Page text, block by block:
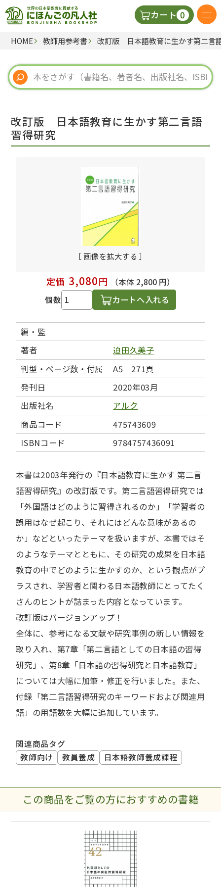
カート 0
日本語の教科書
視聴覚・補助教材
教師用参考書
HOME 教師用参考書 改訂版 日本語教育に生かす第二言
改訂版 日本語教育に生かす第二言語
習得研究
［ 画像を拡大する ］
定価 3,080円
（本体 2,800 円）
個数
カートへ入れる
編・監
著者
迫田久美子
判型・ページ数・付属
A5 271頁
発刊日
2020年03月
出版社名
アルク
商品コード
475743609
ISBNコード
9784757436091
本書は2003年発行の『日本語教育に生かす 第二言
語習得研究』の改訂版です。第二言語習得研究では
「外国語はどのように習得されるのか」「学習者の
誤用はなぜ起こり、それにはどんな意味があるの
か」などといったテーマを扱いますが、本書ではそ
のようなテーマとともに、その研究の成果を日本語
教育の中でどのように生かすのか、という観点がプ
ラスされ、学習者と関わる日本語教師にとってたく
さんのヒントが詰まった内容となっています。
改訂版はバージョンアップ！
全体に、参考になる文献や研究事例の新しい情報を
取り入れ、第7章「第二言語としての日本語の習得
研究」、第8章「日本語の習得研究と日本語教育」
については大幅に加筆・修正を行いました。また、
付録「第二言語習得研究のキーワードおよび関連用
語」の用語数を大幅に追加しています。
関連商品タグ
教師向け
教員養成 日本語教師養成課程
この商品をご覧の方におすすめの書籍